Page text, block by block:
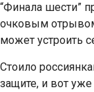
“Финала шести”
очковым
может устроить
Стоило
защите, и вот